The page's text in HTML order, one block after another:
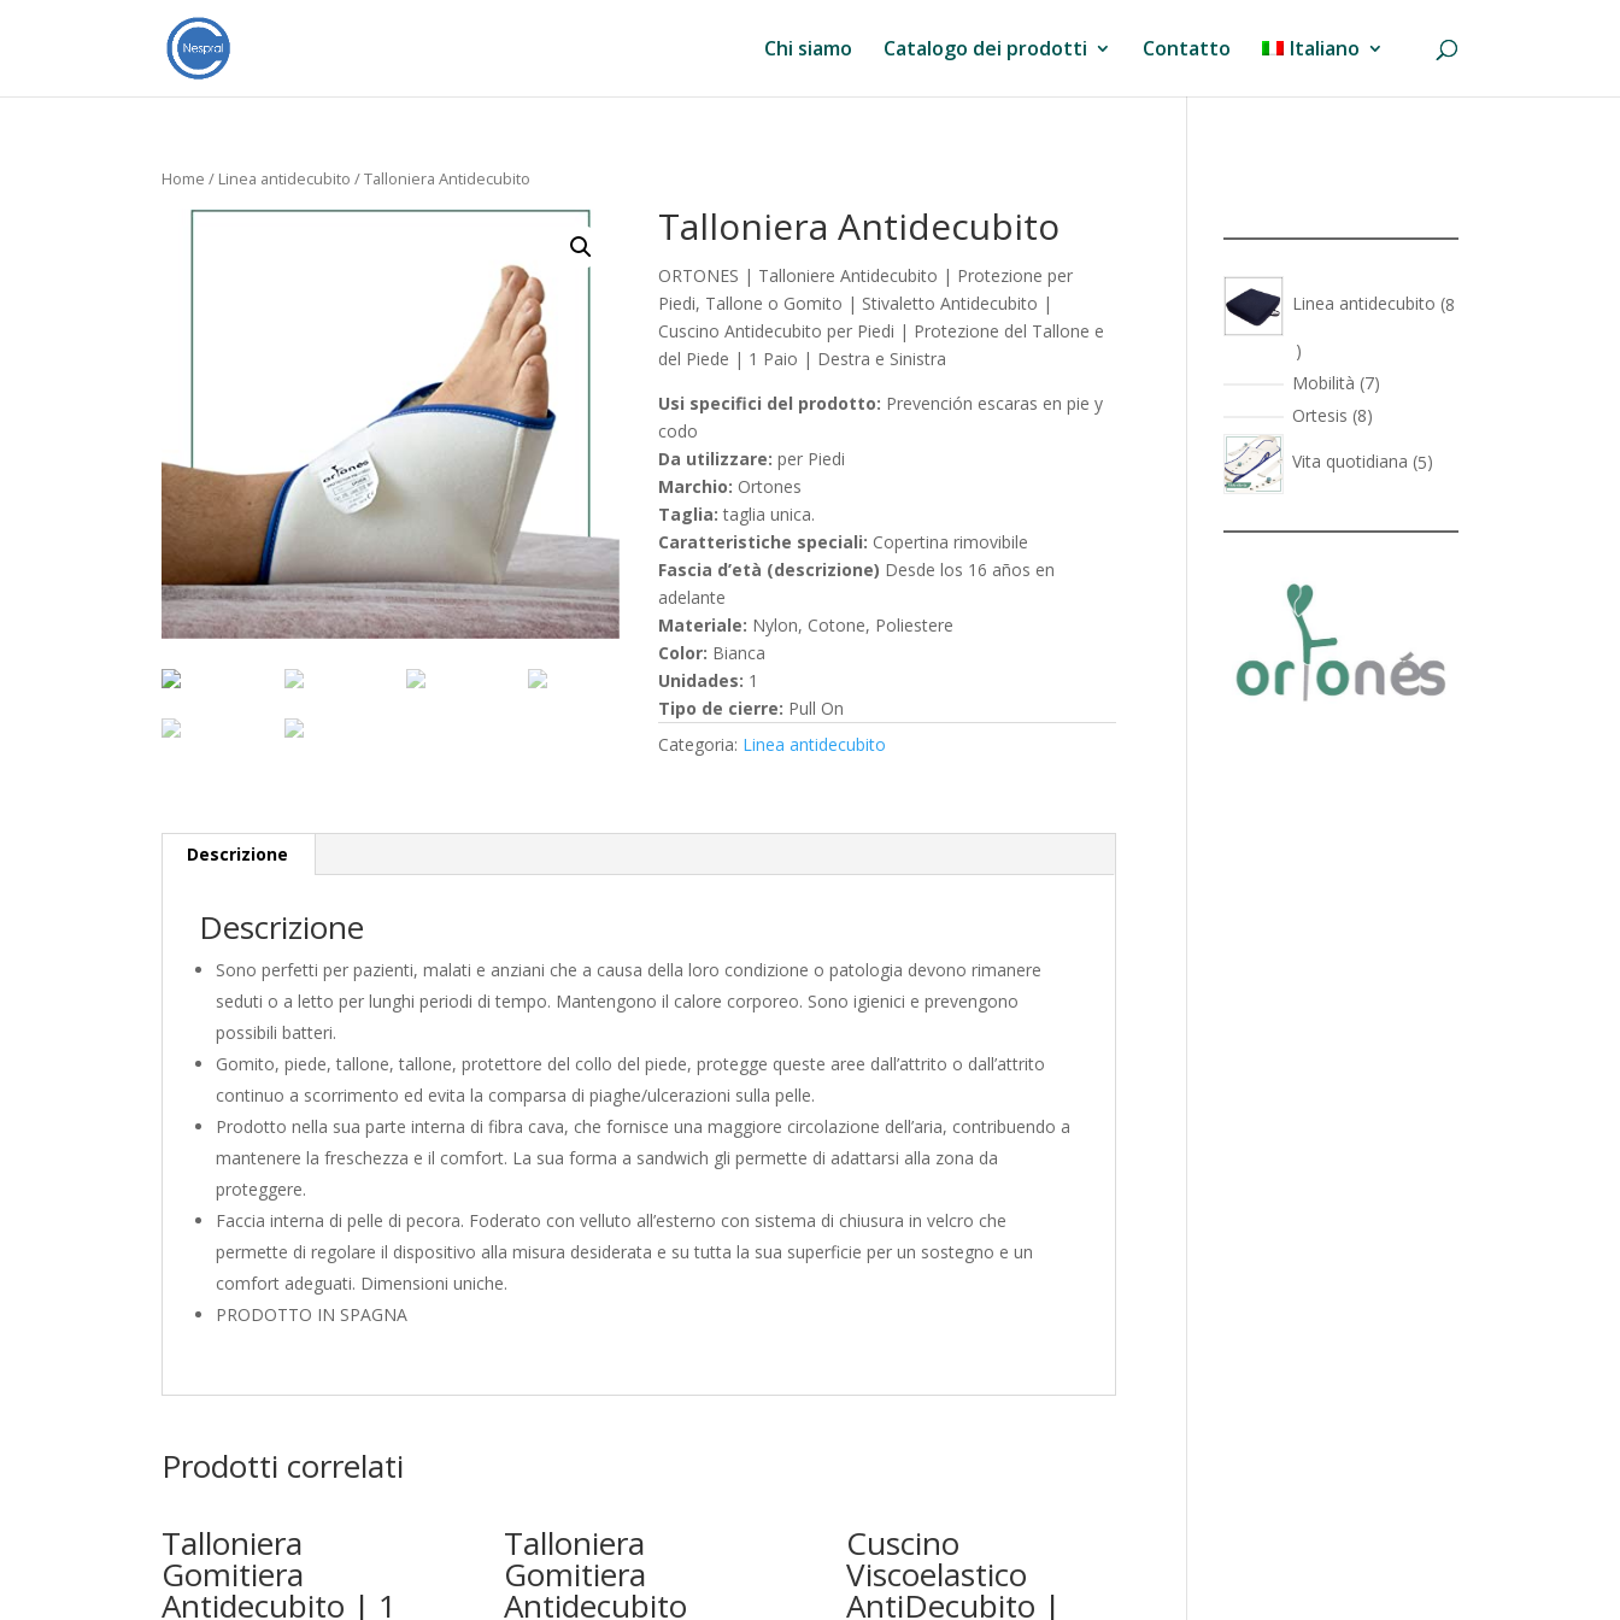
Chi siamo Catalogo dei prodotti Contatto Italiano
Home / Linea antidecubito / Talloniera Antidecubito
Talloniera Antidecubito
ORTONES | Talloniere Antidecubito | Protezione per
Piedi, Tallone o Gomito | Stivaletto Antidecubito |
Cuscino Antidecubito per Piedi | Protezione del Tallone e
del Piede | 1 Paio | Destra e Sinistra
Usi specifici del prodotto: Prevención escaras en pie y
codo
Da utilizzare: per Piedi
Marchio: Ortones
Taglia: taglia unica.
Caratteristiche speciali: Copertina rimovibile
Fascia d’età (descrizione) Desde los 16 años en
adelante
Materiale: Nylon, Cotone, Poliestere
Color: Bianca
Unidades: 1
Tipo de cierre: Pull On
Categoria: Linea antidecubito
Descrizione
Descrizione
Sono perfetti per pazienti, malati e anziani che a causa della loro condizione o patologia devono rimanere
seduti o a letto per lunghi periodi di tempo. Mantengono il calore corporeo. Sono igienici e prevengono
possibili batteri.
Gomito, piede, tallone, tallone, protettore del collo del piede, protegge queste aree dall’attrito o dall’attrito
continuo a scorrimento ed evita la comparsa di piaghe/ulcerazioni sulla pelle.
Prodotto nella sua parte interna di fibra cava, che fornisce una maggiore circolazione dell’aria, contribuendo a
mantenere la freschezza e il comfort. La sua forma a sandwich gli permette di adattarsi alla zona da
proteggere.
Faccia interna di pelle di pecora. Foderato con velluto all’esterno con sistema di chiusura in velcro che
permette di regolare il dispositivo alla misura desiderata e su tutta la sua superficie per un sostegno e un
comfort adeguati. Dimensioni uniche.
PRODOTTO IN SPAGNA
Prodotti correlati
Talloniera
Gomitiera
Antidecubito | 1
Talloniera
Gomitiera
Antidecubito
Cuscino
Viscoelastico
AntiDecubito |
Linea antidecubito 8
8
prodotti
Mobilità 77
Ortesis 88
Vita quotidiana 5
prodotti